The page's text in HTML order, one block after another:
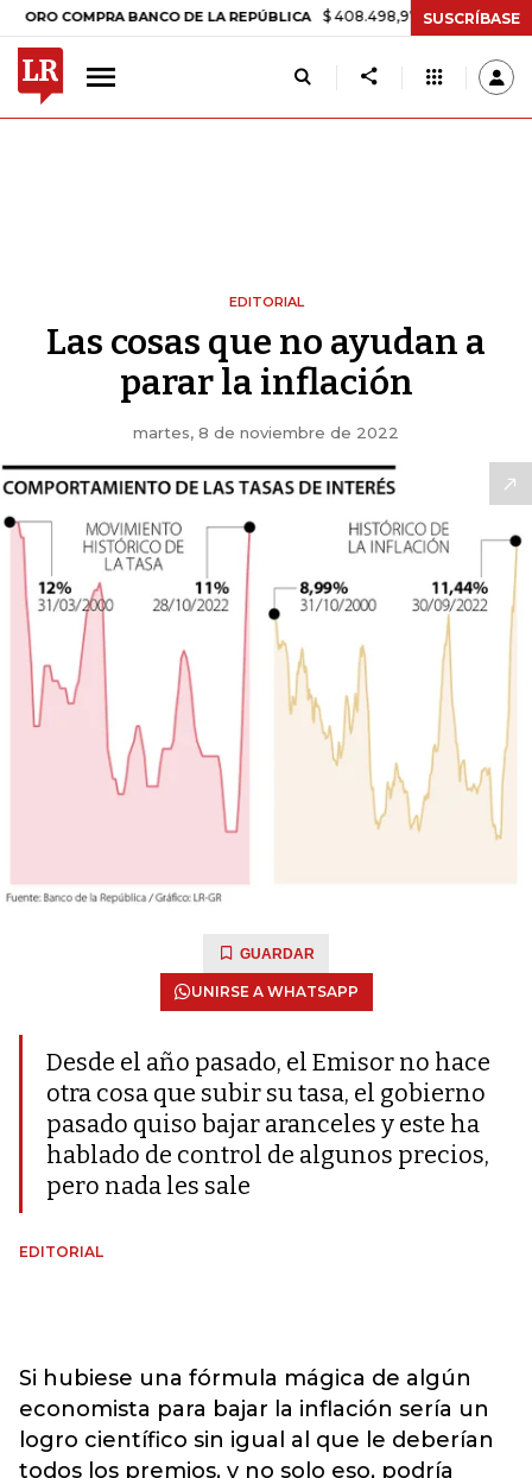
COMPRA BANCO DE LA REPÚBLICA $ 408.498,97 +$ 8.753,81 +2,19%
SUSCRÍBASE
EDITORIAL
Las cosas que no ayudan a
parar la inflación
martes, 8 de noviembre de 2022
GUARDAR
UNIRSE A WHATSAPP
Desde el año pasado, el Emisor no hace
otra cosa que subir su tasa, el gobierno
pasado quiso bajar aranceles y este ha
hablado de control de algunos precios,
pero nada les sale
EDITORIAL
Si hubiese una fórmula mágica de algún
economista para bajar la inflación sería un
logro científico sin igual al que le deberían
todos los premios, y no solo eso, podría